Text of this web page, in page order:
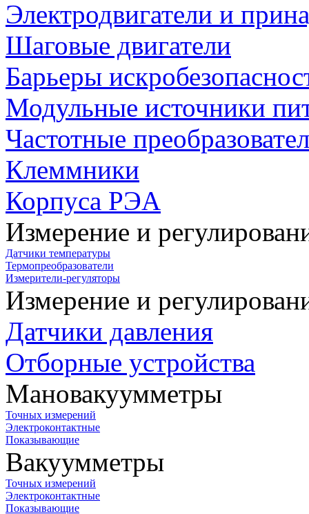
Электродвигатели и
Шаговые двигатели
Барьеры
Модульные источники
Частотные
Клеммники
Корпуса РЭА
Измерение и
Датчики температуры
Термопреобразователи
Измерители-регуляторы
Измерение и
Датчики давления
Отборные устройства
Мановакуумметры
Точных измерений
Электроконтактные
Показывающие
Вакуумметры
Точных измерений
Электроконтактные
Показывающие